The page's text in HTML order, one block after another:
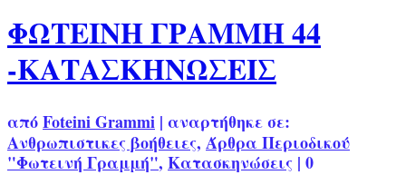
ΦΩΤΕΙΝΗ ΓΡΑΜΜΗ 44
-ΚΑΤΑΣΚΗΝΩΣΕΙΣ
απόFoteini Grammi | αναρτήθηκε σε:
Ανθρωπιστικες βοήθειες, Άρθρα Περιοδικού
"Φωτεινή Γραμμή", Κατασκηνώσεις | 0